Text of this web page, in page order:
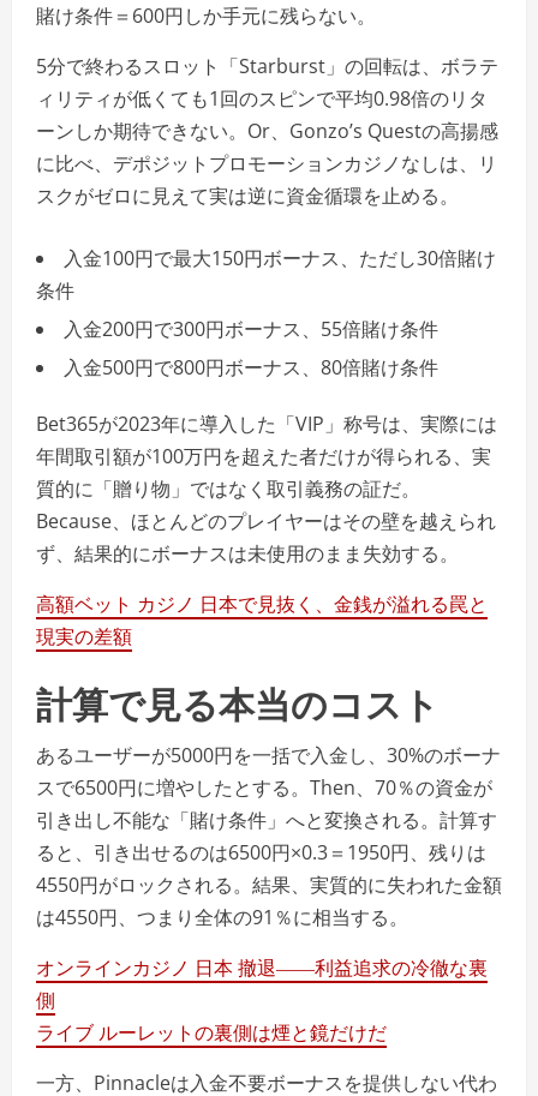
賭け条件＝600円しか手元に残らない。
5分で終わるスロット「Starburst」の回転は、ボラテ
ィリティが低くても1回のスピンで平均0.98倍のリタ
ーンしか期待できない。Or、Gonzo’s Questの高揚感
に比べ、デポジットプロモーションカジノなしは、リ
スクがゼロに見えて実は逆に資金循環を止める。
入金100円で最大150円ボーナス、ただし30倍賭け
条件
入金200円で300円ボーナス、55倍賭け条件
入金500円で800円ボーナス、80倍賭け条件
Bet365が2023年に導入した「VIP」称号は、実際には
年間取引額が100万円を超えた者だけが得られる、実
質的に「贈り物」ではなく取引義務の証だ。
Because、ほとんどのプレイヤーはその壁を越えられ
ず、結果的にボーナスは未使用のまま失効する。
高額ベット カジノ 日本で見抜く、金銭が溢れる罠と
現実の差額
計算で見る本当のコスト
あるユーザーが5000円を一括で入金し、30%のボーナ
スで6500円に増やしたとする。Then、70％の資金が
引き出し不能な「賭け条件」へと変換される。計算す
ると、引き出せるのは6500円×0.3＝1950円、残りは
4550円がロックされる。結果、実質的に失われた金額
は4550円、つまり全体の91％に相当する。
オンラインカジノ 日本 撤退――利益追求の冷徹な裏
側
ライブ ルーレットの裏側は煙と鏡だけだ
一方、Pinnacleは入金不要ボーナスを提供しない代わ